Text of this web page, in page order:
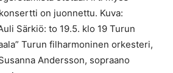
on juonnettu. Kuva:
Särkiö: to 19.5. klo 19 Turun
Turun filharmoninen orkesteri,
Andersson, sopraano